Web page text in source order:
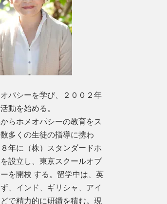
パシーを学び、２００２年
動を始める。
らホメオパシーの教育をス
多くの生徒の指導に携わ
年に（株）スタンダードホ
設立し、東京スクールオブ
を開校 する。留学中は、英
、インド、ギリシャ、アイ
で精力的に研鑽を積む。現